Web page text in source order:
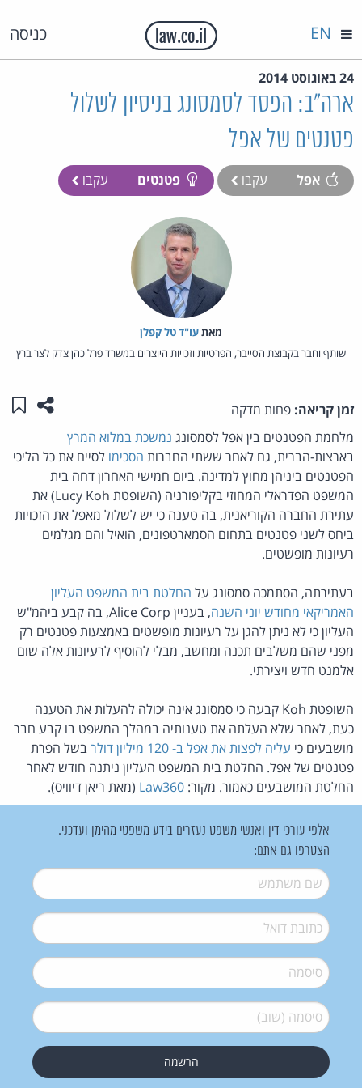
כניסה EN
24 באוגוסט 2014
ארה"ב: הפסד לסמסונג בניסיון לשלול
פטנטים של אפל
אפל עקבו פטנטים עקבו
מאת‏עו"ד טל קפלן
שותף וחבר בקבוצת הסייבר, הפרטיות וזכויות היוצרים במשרד פרל כהן צדק לצר ברץ
זמן קריאה: פחות מדקה שתפו
מלחמת הפטנטים בין אפל לסמסונג נמשכת במלוא המרץ
בארצות-הברית, גם לאחר ששתי החברות הסכימו לסיים את כל הליכי
הפטנטים ביניהן מחוץ למדינה. ביום חמישי האחרון דחה בית
המשפט הפדראלי המחוזי בקליפורניה (השופטת Lucy Koh) את
עתירת החברה הקוריאנית, בה טענה כי יש לשלול מאפל את הזכויות
ביחס לשני פטנטים בתחום הסמארטפונים, הואיל והם מגלמים
רעיונות מופשטים.
בעתירתה, הסתמכה סמסונג על החלטת בית המשפט העליון
האמריקאי מחודש יוני השנה
, בעניין Alice Corp, בה קבע ביהמ"ש
העליון כי לא ניתן להגן על רעיונות מופשטים באמצעות פטנטים רק
מפני שהם משלבים תכנה ומחשב, מבלי להוסיף לרעיונות אלה שום
אלמנט חדש ויצירתי.
השופטת Koh קבעה כי סמסונג אינה יכולה להעלות את הטענה
כעת, לאחר שלא העלתה את טענותיה במהלך המשפט בו קבע חבר
מושבעים כי עליה לפצות את אפל ב- 120 מיליון דולר
בשל הפרת
פטנטים של אפל. החלטת בית המשפט העליון ניתנה חודש לאחר
החלטת המושבעים כאמור. מקור: Law360 (מאת ריאן דיוויס).
אלפי עורכי דין ואנשי משפט נעזרים בידע משפטי מהימן ועדכני.
הצטרפו גם אתם:
שם משתמש*
דואל*
סיסמה*
סיסמה (שוב)*